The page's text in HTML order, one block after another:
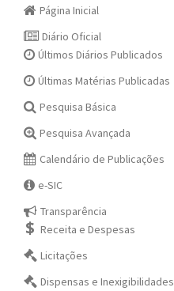
Página Inicial
Diário Oficial
Últimos Diários Publicados
Últimas Matérias Publicadas
Pesquisa Básica
Pesquisa Avançada
Calendário de Publicações
e-SIC
Transparência
Receita e Despesas
Licitações
Dispensas e Inexigibilidades